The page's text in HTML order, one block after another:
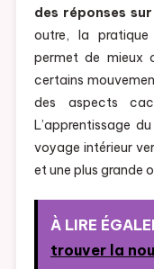
des réponses
outre, la pratique
permet de mieux
certains
des aspects
L’apprentissage
voyage intérieur
et une plus grande
À LIRE
trouver la